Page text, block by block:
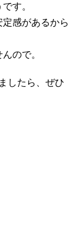
す。
感があるから
ので。
したら、ぜひ